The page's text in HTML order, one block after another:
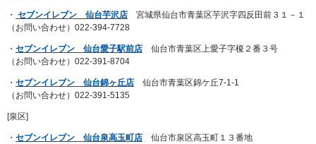
・ セブンイレブン 仙台芋沢店 宮城県仙台市青葉区芋沢字四反田前３１－１
（お問い合わせ）022-394-7728
・ セブンイレブン 仙台愛子駅前店 仙台市青葉区上愛子字榎２番３号
（お問い合わせ）022-391-8704
・ セブンイレブン 仙台錦ヶ丘店 仙台市青葉区錦ケ丘7-1-1
（お問い合わせ）022-391-5135
[泉区]
・ セブンイレブン 仙台泉高玉町店 仙台市泉区高玉町１３番地